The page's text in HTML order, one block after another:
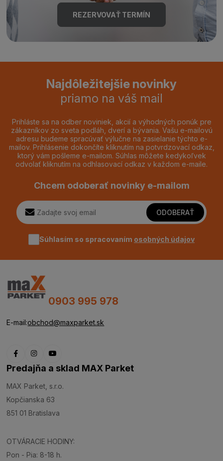
REZERVOVAŤ TERMÍN
Najdôležitejšie novinky
priamo na váš mail
Prihláste sa na odber noviniek, akcií a výhodných ponúk pre
zákazníkov zo sveta podláh, dverí a bývania. Vašu e-mailovú
adresu budeme spracúvať výlučne na zasielanie týchto e-
mailov. Prihlásenie dokončíte kliknutím na potvrdzovací odkaz,
ktorý vám pošleme e-mailom. Súhlas môžete kedykoľvek
odvolať kliknutím na odhlasovací odkaz v každom e-maile.
Chcem odoberať novinky e-mailom
ODOBERAŤ
Súhlasím so spracovaním osobných údajov
0903 995 978
E-mail:obchod@maxparket.sk
Predajňa a sklad MAX Parket
MAX Parket, s.r.o.
Kopčianska 63
851 01 Bratislava
OTVÁRACIE HODINY:
Pon - Pia: 8-18 h.